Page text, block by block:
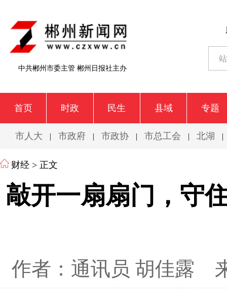
中共郴州市委主管 郴州日报社主办
首页 时政 民生 县域 专题
市人大 | 市政府 | 市政协 | 市总工会 | 北湖 |
财经 > 正文
敲开一扇扇门，守
作者：通讯员 胡佳露